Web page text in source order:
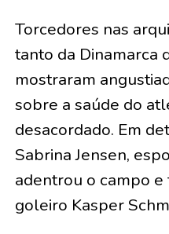
Torcedores nas
tanto da Dinamarca
mostraram
sobre a saúde do
desacordado. Em
Sabrina Jensen,
adentrou o campo
goleiro Kasper